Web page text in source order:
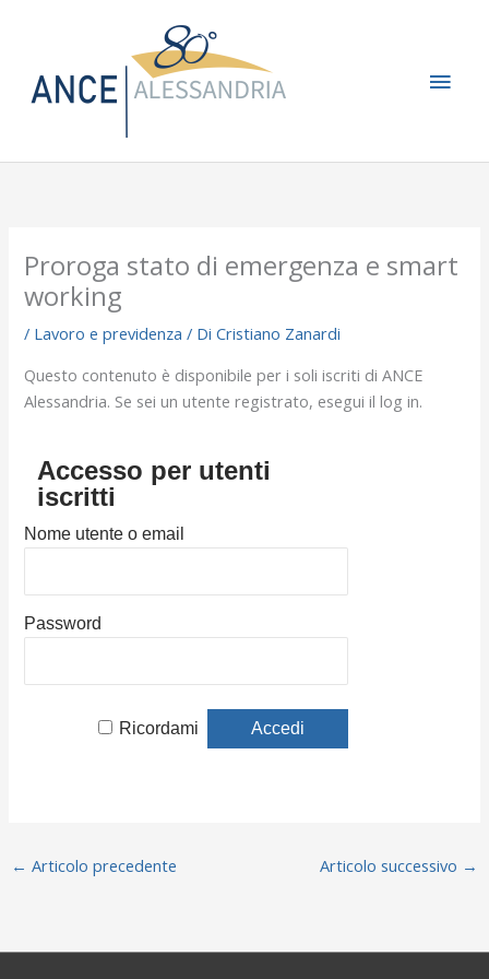
Proroga stato di emergenza e smart
working
/ Lavoro e previdenza / DiCristiano Zanardi
Questo contenuto è disponibile per i soli iscriti di ANCE
Alessandria. Se sei un utente registrato, esegui il log in.
Accesso per utenti
iscritti
Nome utente o email
Password
Ricordami
← Articolo precedente Articolo successivo →